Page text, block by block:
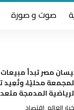
صوت و صورة
مصر تبدأ
محليًا، وتُعِيد
المدمجة
العالم إقتصاد